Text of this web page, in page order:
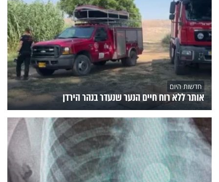
חדשות היום
אותר ללא רוח חיים הנער שנעדר בנהר הירדן